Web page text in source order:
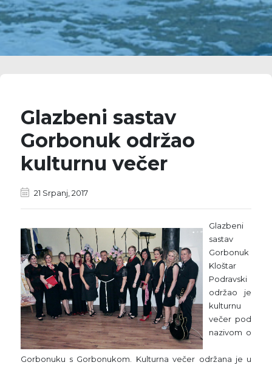
Glazbeni sastav
Gorbonuk održao
kulturnu večer
21 Srpanj, 2017
Glazbeni
sastav
Gorbonuk
Kloštar
Podravski
održao je
kulturnu
večer pod
nazivom o
Gorbonuku s Gorbonukom. Kulturna večer održana je u